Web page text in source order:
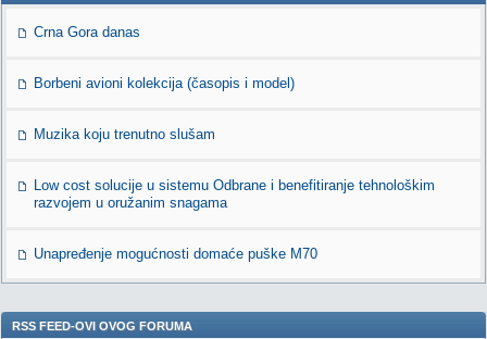
Crna Gora danas
Borbeni avioni kolekcija (časopis i model)
Muzika koju trenutno slušam
Low cost solucije u sistemu Odbrane i benefitiranje tehnološkim
razvojem u oružanim snagama
Unapređenje mogućnosti domaće puške M70
RSS FEED-OVI OVOG FORUMA